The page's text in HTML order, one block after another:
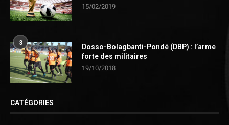
15/02/2019
3
Dosso-Bolagbanti-Pondé (DBP) : l’arme
forte des militaires
19/10/2018
CATÉGORIES